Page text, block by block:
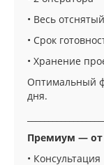
• Весь
• Срок
• Хранение
Оптимальный
дня.
Премиум — от
• Консультация